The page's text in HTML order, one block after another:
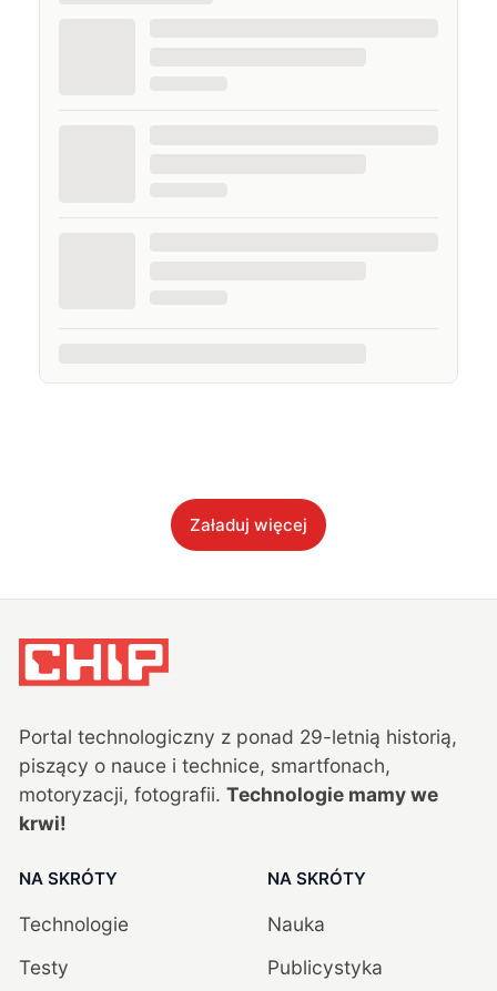
Załaduj więcej
Portal technologiczny z ponad 29-letnią historią,
piszący o nauce i technice, smartfonach,
motoryzacji, fotografii. Technologie mamy we
krwi!
NA SKRÓTY
Technologie
Testy
NA SKRÓTY
Nauka
Publicystyka